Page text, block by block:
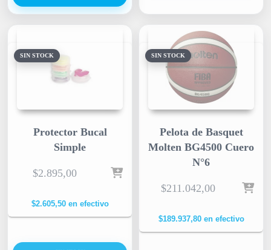
SIN STOCK
Protector Bucal
Simple
$2.895,00
$2.605,50en efectivo
SIN STOCK
Pelota de Basquet
Molten BG4500 Cuero
N°6
$211.042,00
$189.937,80en efectivo